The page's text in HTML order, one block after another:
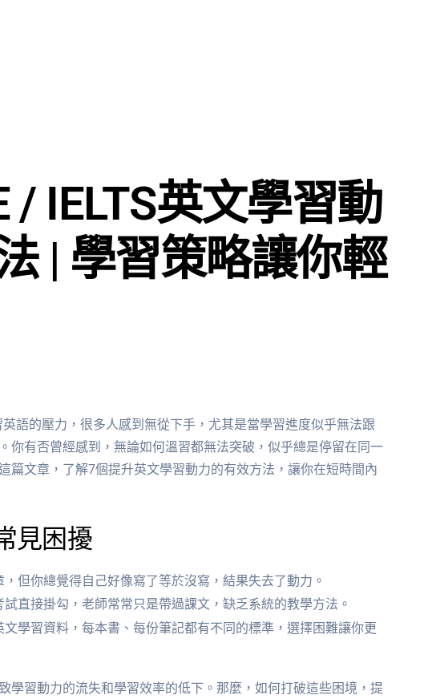
/ IELTS英文學習動
| 學習策略讓你輕
語的壓力，很多人感到無從下手，尤其是當學習進度似乎無法跟
你有否曾經感到，無論如何溫習都無法突破，似乎總是停留在同一
篇文章，了解7個提升英文學習動力的有效方法，讓你在短時間內
見困擾
，但你總覺得自己好像寫了等於沒寫，結果失去了動力。
試直接掛勾，老師常常只是帶過課文，缺乏系統的教學方法。
文學習資料，每本書、每份筆記都有不同的標準，選擇困難讓你更
學習動力的流失和學習效率的低下。那麼，如何打破這些困境，提